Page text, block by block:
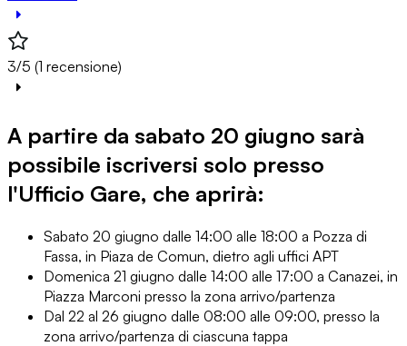
3/5 (1 recensione)
A partire da sabato 20 giugno sarà
possibile iscriversi solo presso
l'Ufficio Gare, che aprirà:
Sabato 20 giugno dalle 14:00 alle 18:00 a Pozza di
Fassa, in Piaza de Comun, dietro agli uffici APT
Domenica 21 giugno dalle 14:00 alle 17:00 a Canazei, in
Piazza Marconi presso la zona arrivo/partenza
Dal 22 al 26 giugno dalle 08:00 alle 09:00, presso la
zona arrivo/partenza di ciascuna tappa